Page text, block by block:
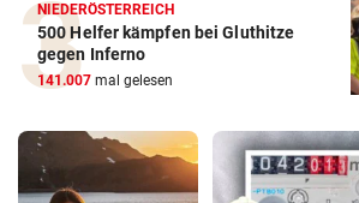
NIEDERÖSTERREICH
500 Helfer kämpfen bei Gluthitze
gegen Inferno
141.007 mal gelesen